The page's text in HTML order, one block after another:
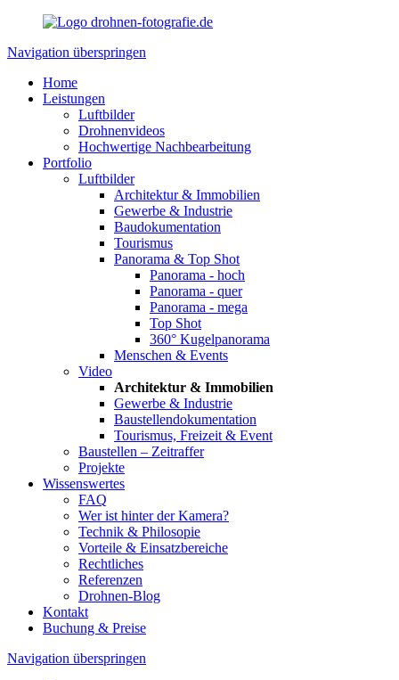
Navigation überspringen
Home
Leistungen
Luftbilder
Drohnenvideos
Hochwertige Nachbearbeitung
Portfolio
Luftbilder
Architektur & Immobilien
Gewerbe & Industrie
Baudokumentation
Tourismus
Panorama & Top Shot
Panorama - hoch
Panorama - quer
Panorama - mega
Top Shot
360° Kugelpanorama
Menschen & Events
Video
Architektur & Immobilien
Gewerbe & Industrie
Baustellendokumentation
Tourismus, Freizeit & Event
Baustellen – Zeitraffer
Projekte
Wissenswertes
FAQ
Wer ist hinter der Kamera?
Technik & Philosopie
Vorteile & Einsatzbereiche
Rechtliches
Referenzen
Drohnen-Blog
Kontakt
Buchung & Preise
Navigation überspringen